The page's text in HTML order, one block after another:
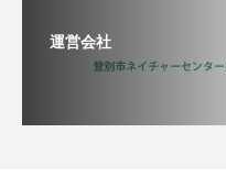
運営会社